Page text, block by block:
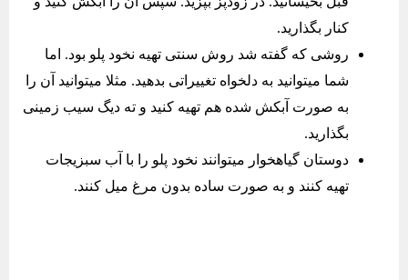
کنار بگذارید.
روشی که گفته شد روش سنتی تهیه نخود پلو بود. اما
شما میتوانید به دلخواه تغییراتی بدهید. مثلا میتوانید آن را
به صورت آبکش شده هم تهیه کنید و ته دیگ سیب زمینی
بگذارید.
دوستان گیاهخوار میتوانند نخود پلو را با آب سبزیجات
تهیه کنند و به صورت ساده بدون مرغ میل کنند.